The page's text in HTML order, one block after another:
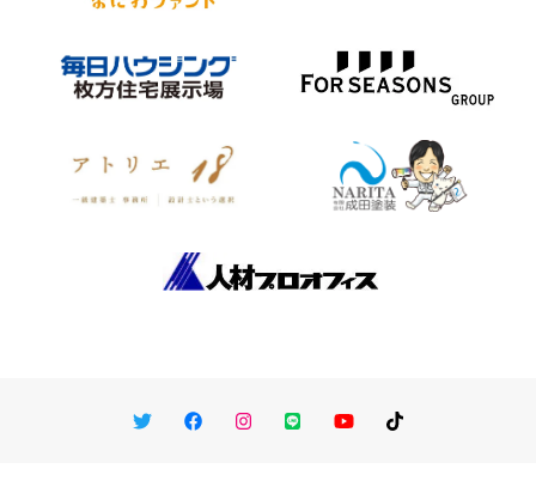
TwitterFacebookInstagram
LINE You TubeTikTok